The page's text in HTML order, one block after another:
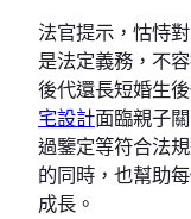
法官提示，怙恃
是法定義務，不
後代還長短婚生
宅設計面臨親子
過鑒定等符合法
的同時，也幫助
成長。